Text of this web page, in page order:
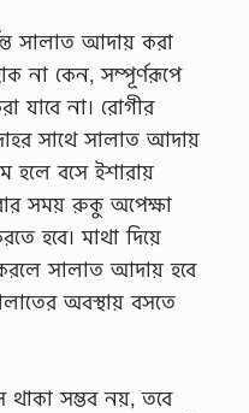
সালাত আদায় করা
না কেন, সম্পূর্ণরূপে
যাবে না। রোগীর
সাথে সালাত আদায়
হলে বসে ইশারায়
সময় রুকু অপেক্ষা
হবে। মাথা দিয়ে
সালাত আদায় হবে
অবস্থায় বসতে
থাকা সম্ভব নয়, তবে